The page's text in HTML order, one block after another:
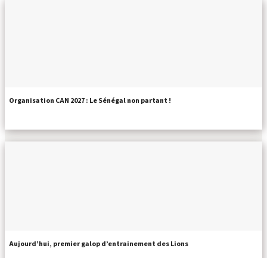
Organisation CAN 2027 : Le Sénégal non partant !
Aujourd’hui, premier galop d’entrainement des Lions